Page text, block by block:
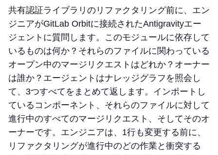
共有認証ライブラリのリファクタリング前に、エン
ジニアがGitLab Orbitに接続されたAntigravityエー
ジェントに質問します。このモジュールに依存して
いるものは何か？それらのファイルに関わっている
オープン中のマージリクエストはどれか？オーナー
は誰か？エージェントはナレッジグラフを照会し
て、3つすべてをまとめて返します。インポートし
ているコンポーネント、それらのファイルに対して
進行中のすべてのマージリクエスト、そしてそのオ
ーナーです。エンジニアは、1行も変更する前に、
リファクタリングが進行中のどの作業と衝突する